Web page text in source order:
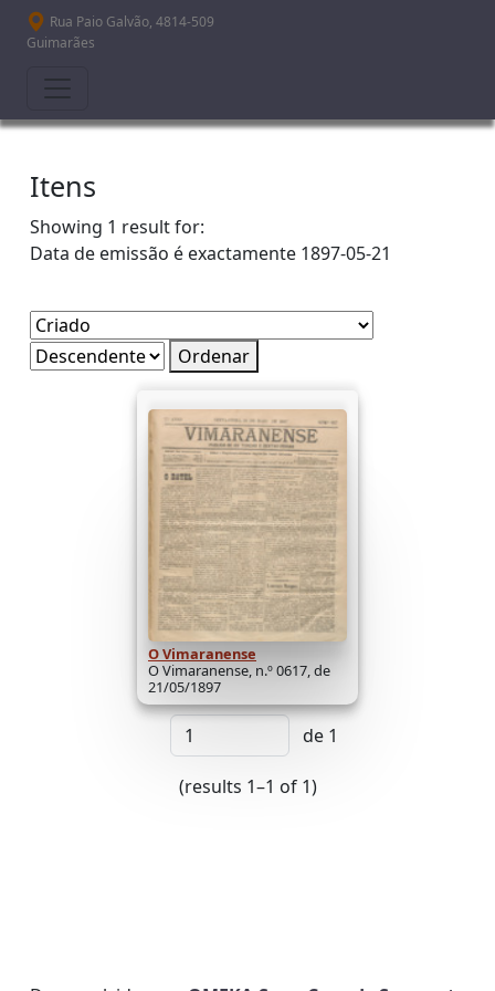
Passar para o conteúdo principal
Rua Paio Galvão, 4814-509
Guimarães
Itens
Showing 1 result for:
Data de emissão é exactamente 1897-05-21
Ordenar
O Vimaranense
O Vimaranense, n.º 0617, de
21/05/1897
de 1
(results 1–1 of 1)